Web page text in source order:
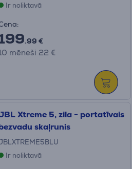
Ir noliktavā
.99 €
mēneši 22 €
Xtreme 5, zila - portatīvais
skaļrunis
Ir noliktavā